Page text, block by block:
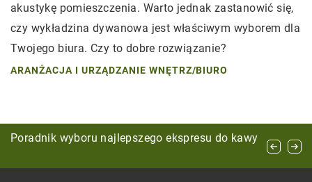
akustykę pomieszczenia. Warto jednak zastanowić się,
czy wykładzina dywanowa jest właściwym wyborem dla
Twojego biura. Czy to dobre rozwiązanie?
ARANŻACJA I URZĄDZANIE WNĘTRZ/BIURO
Jak wybrać idealny aerator do ogrodu –
Poradnik wyboru najlepszego ekspresu do kawy
Łóżka drewniane — piękno i funkcjonalność w